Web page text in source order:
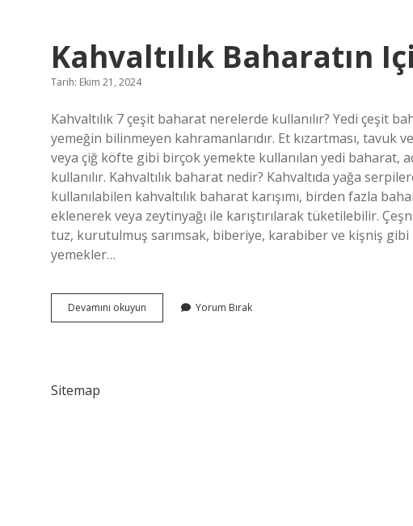
Kahvaltılık Baharatın
Tarih: Ekim 21, 2024
Kahvaltılık 7 çeşit baharat nerelerde kullanılır? Yedi çeşit
yemeğin bilinmeyen kahramanlarıdır. Et kızartması, tavuk
veya çiğ köfte gibi birçok yemekte kullanılan yedi baharat,
kullanılır. Kahvaltılık baharat nedir? Kahvaltıda yağa
kullanılabilen kahvaltılık baharat karışımı, birden fazla
eklenerek veya zeytinyağı ile karıştırılarak tüketilebilir.
tuz, kurutulmuş sarımsak, biberiye, karabiber ve kişniş
yemekler…
Devamını okuyun Kahvaltılık
Baharatın
Yorum Bırak
Sitemap